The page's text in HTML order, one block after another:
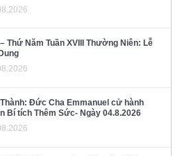
Thứ Năm Tuần XVIII Thường Niên: Lễ
Đức Cha Emmanuel cử hành
Bí tích Thêm Sức- Ngày 04.8.2026